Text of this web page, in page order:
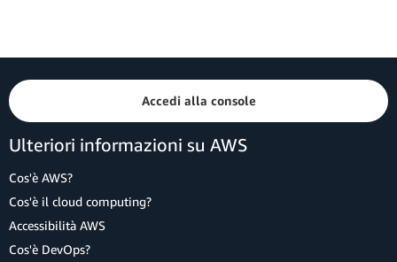
Accedi alla console
Ulteriori informazioni su AWS
Cos'è AWS?
Cos'è il cloud computing?
Accessibilità AWS
Cos'è DevOps?